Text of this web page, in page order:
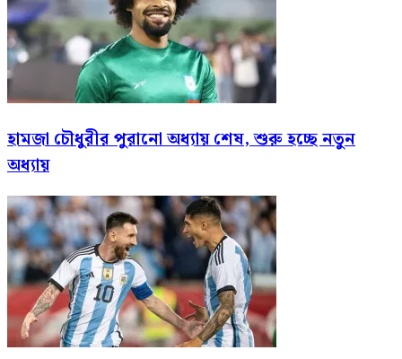
হামজা চৌধুরীর পুরানো অধ্যায় শেষ, শুরু হচ্ছে নতুন
অধ্যায়